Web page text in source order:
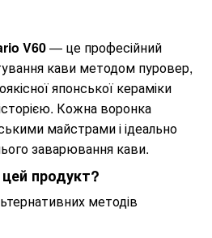
V60— це професійний
кави методом пуровер,
японської кераміки
Кожна воронка
майстрами і ідеально
заварювання кави.
продукт?
методів